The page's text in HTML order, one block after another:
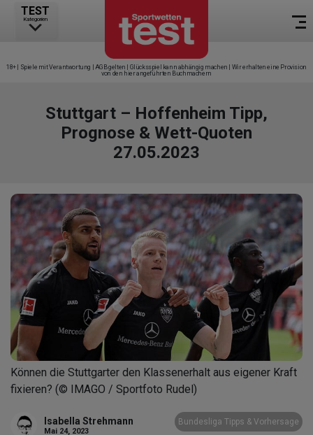
TEST
Kategorien
18+ | Spiele mit Verantwortung | AGB gelten | Glücksspiel kann abhängig machen | Wir erhalten eine Provision
von den hier angeführten Buchmachern
Stuttgart – Hoffenheim Tipp,
Prognose & Wett-Quoten
27.05.2023
Können die Stuttgarter den Klassenerhalt aus eigener Kraft
fixieren? (© IMAGO / Sportfoto Rudel)
Isabella Strehmann
Mai 24, 2023
Bundesliga Tipps & Vorhersage